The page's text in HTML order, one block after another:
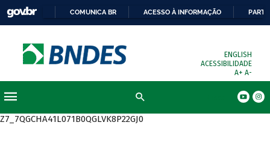
COMUNICA BR ACESSO À INFORMAÇÃO
ENGLISH
ACESSIBILIDADE
A+ A-
Z7_7QGCHA41L071B0QGLVK8P22GJ0